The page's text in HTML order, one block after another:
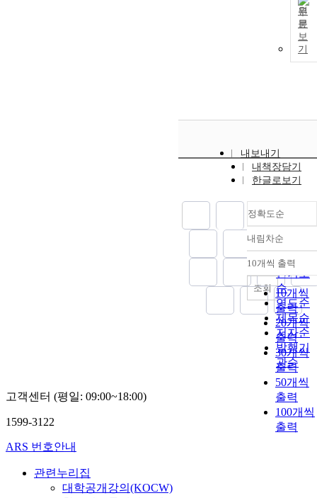
원
문
보
기
내보내기
내책장담기
한글로보기
정확도순
정확도
순
인기도
순
연도순
제목순
저자순
발행기
관순
내림차순
내림차
10개씩 출력
10개씩
출력
20개씩
출력
30개씩
출력
50개씩
출력
100개씩
출력
조회
고객센터 (평일: 09:00~18:00)
1599-3122
ARS 번호안내
관련누리집
대학공개강의(KOCW)